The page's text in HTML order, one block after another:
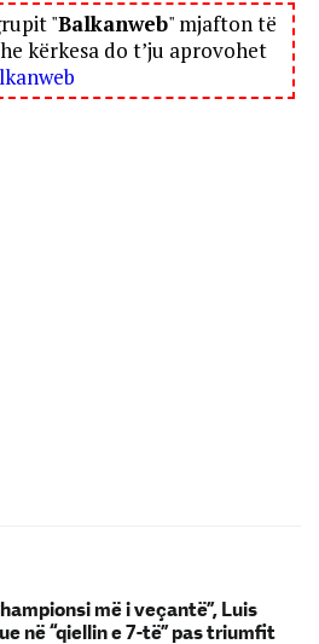
"Balkanweb" mjafton të
kërkesa do t’ju aprovohet
më i veçantë”, Luis
në “qiellin e 7-të” pas triumfit